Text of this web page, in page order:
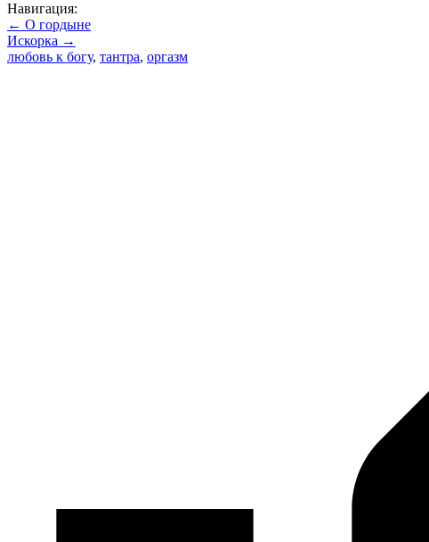
Навигация:
← О гордыне
Искорка →
любовь к богу, тантра, оргазм